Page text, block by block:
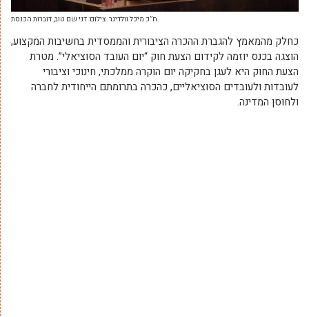
ח”כ מיכל וולדיגר. צילום: דני שם טוב, דוברות הכנסת
כחלק מהמאמץ להגברת ההכרה הציבורית והממסדית בחשיבות המקצוע,
הוצגה בכנס יוזמה לקידום הצעת חוק “יום העובד הסוציאלי”. מטרת
הצעת החוק היא לעגן בחקיקה יום הוקרה ממלכתי, חינוכי וציבורי
לעובדות ולעובדים הסוציאליים, כהכרה בתרומתם הייחודית לחברה
ולחוסן המדינה.